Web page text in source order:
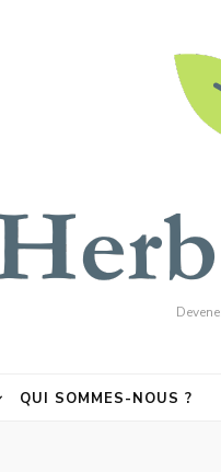
QUI SOMMES-NOUS ?